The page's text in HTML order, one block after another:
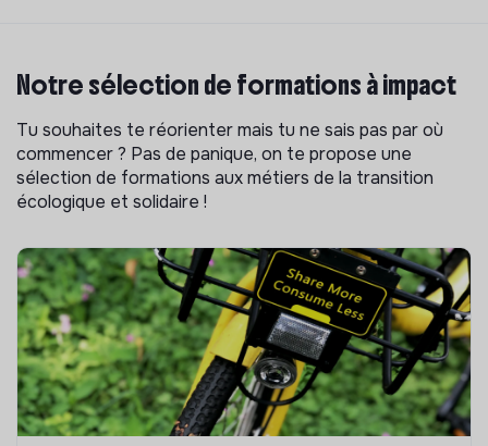
Notre sélection de formations à impact
Tu souhaites te réorienter mais tu ne sais pas par où
commencer ? Pas de panique, on te propose une
sélection de formations aux métiers de la transition
écologique et solidaire !